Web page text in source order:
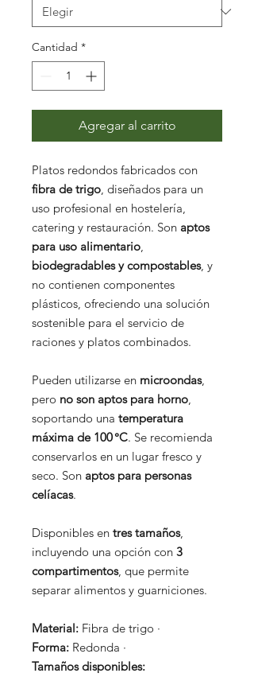
Cantidad *
Agregar al carrito
Platos redondos fabricados con
fibra de trigo, diseñados para un
uso profesional en hostelería,
catering y restauración. Son aptos
para uso alimentario,
biodegradables y compostables, y
no contienen componentes
plásticos, ofreciendo una solución
sostenible para el servicio de
raciones y platos combinados.
Pueden utilizarse en microondas,
pero no son aptos para horno,
soportando una temperatura
máxima de 100 °C. Se recomienda
conservarlos en un lugar fresco y
seco. Son aptos para personas
celíacas.
Disponibles en tres tamaños,
incluyendo una opción con 3
compartimentos, que permite
separar alimentos y guarniciones.
Material: Fibra de trigo ·
Forma: Redonda ·
Tamaños disponibles: